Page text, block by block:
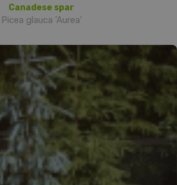
Canadese spar
Picea glauca 'Aurea'